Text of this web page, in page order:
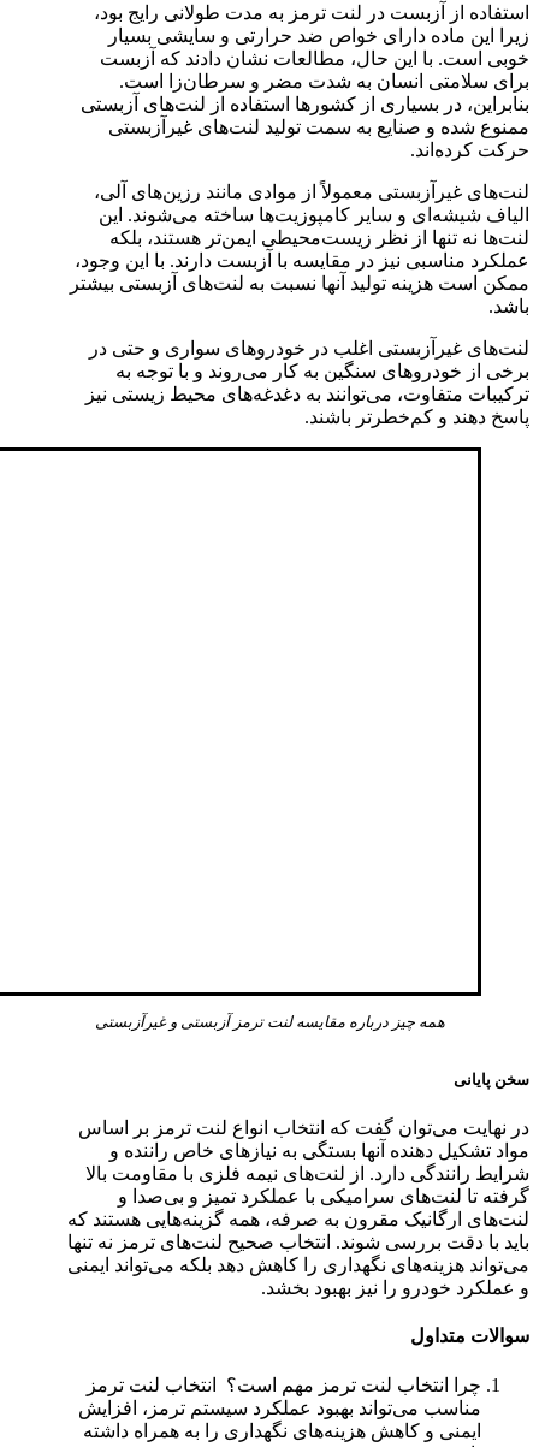
استفاده از آزبست در لنت ترمز به مدت طولانی رایج بود،
زیرا این ماده دارای خواص ضد حرارتی و سایشی بسیار
خوبی است. با این حال، مطالعات نشان دادند که آزبست
برای سلامتی انسان به شدت مضر و سرطان‌زا است.
بنابراین، در بسیاری از کشورها استفاده از لنت‌های آزبستی
ممنوع شده و صنایع به سمت تولید لنت‌های غیرآزبستی
حرکت کرده‌اند.
لنت‌های غیرآزبستی معمولاً از موادی مانند رزین‌های آلی،
الیاف شیشه‌ای و سایر کامپوزیت‌ها ساخته می‌شوند. این
لنت‌ها نه تنها از نظر زیست‌محیطی ایمن‌تر هستند، بلکه
عملکرد مناسبی نیز در مقایسه با آزبست دارند. با این وجود،
ممکن است هزینه تولید آنها نسبت به لنت‌های آزبستی بیشتر
باشد.
لنت‌های غیرآزبستی اغلب در خودروهای سواری و حتی در
برخی از خودروهای سنگین به کار می‌روند و با توجه به
ترکیبات متفاوت، می‌توانند به دغدغه‌های محیط زیستی نیز
پاسخ دهند و کم‌خطرتر باشند.
همه چیز درباره مقایسه لنت ترمز آزبستی و غیرآزبستی
سخن پایانی
در نهایت می‌توان گفت که انتخاب انواع لنت ترمز بر اساس
مواد تشکیل دهنده آنها بستگی به نیازهای خاص راننده و
شرایط رانندگی دارد. از لنت‌های نیمه فلزی با مقاومت بالا
گرفته تا لنت‌های سرامیکی با عملکرد تمیز و بی‌صدا و
لنت‌های ارگانیک مقرون به صرفه، همه گزینه‌هایی هستند که
باید با دقت بررسی شوند. انتخاب صحیح لنت‌های ترمز نه تنها
می‌تواند هزینه‌های نگهداری را کاهش دهد بلکه می‌تواند ایمنی
و عملکرد خودرو را نیز بهبود بخشد.
سوالات متداول
چرا انتخاب لنت ترمز مهم است؟ انتخاب لنت ترمز
مناسب می‌تواند بهبود عملکرد سیستم ترمز، افزایش
ایمنی و کاهش هزینه‌های نگهداری را به همراه داشته